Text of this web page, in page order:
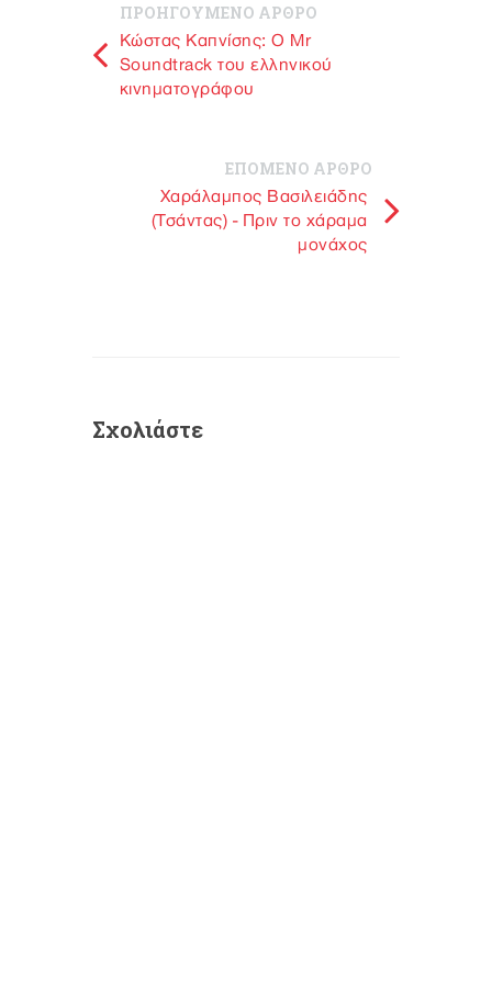
ΠΡΟΗΓΟΥΜΕΝΟ ΑΡΘΡΟ
Kώστας Καπνίσης: Ο Mr
Soundtrack του ελληνικού
κινηματογράφου
ΕΠΟΜΕΝΟ ΑΡΘΡΟ
Χαράλαμπος Βασιλειάδης
(Τσάντας) - Πριν το χάραμα
μονάχος
Σχολιάστε